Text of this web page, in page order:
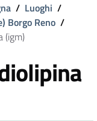
/ Luoghi /
Borgo Reno /
(igm)